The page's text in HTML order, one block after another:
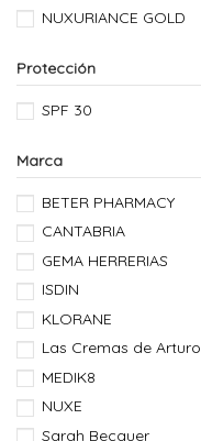
NUXURIANCE GOLD
Protección
SPF 30
Marca
BETER PHARMACY
CANTABRIA
GEMA HERRERIAS
ISDIN
KLORANE
Las Cremas de Arturo
MEDIK8
NUXE
Sarah Becquer